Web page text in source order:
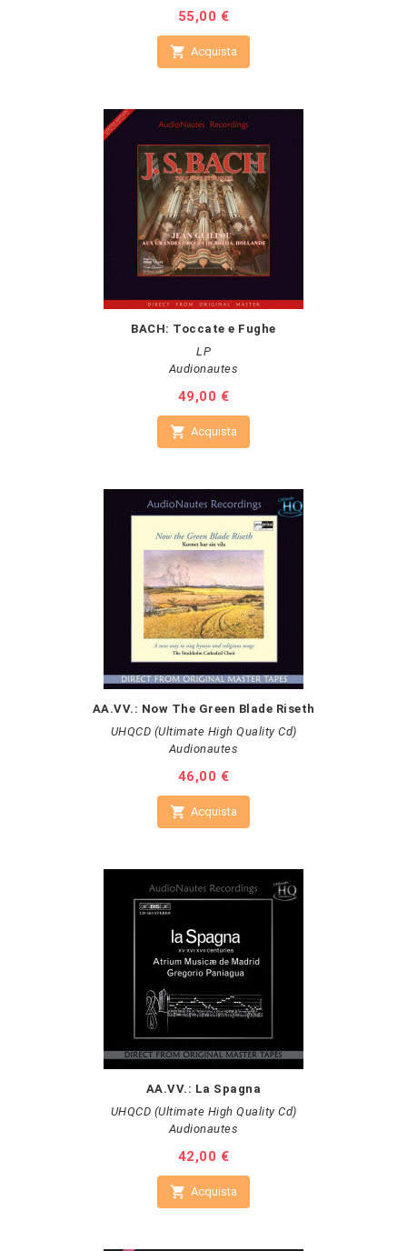
Prezzo
55,00 €
 Acquista
BACH: Toccate e Fughe
LP
Audionautes
Prezzo
49,00 €
 Acquista
AA.VV.: Now The Green Blade Riseth
UHQCD (Ultimate High Quality Cd)
Audionautes
Prezzo
46,00 €
 Acquista
AA.VV.: La Spagna
UHQCD (Ultimate High Quality Cd)
Audionautes
Prezzo
42,00 €
 Acquista